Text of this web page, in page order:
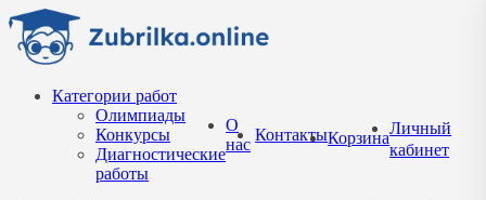
Перейти
содержанию
Категории работ
Олимпиады
Конкурсы
Диагностические
работы
О
нас
КонтактыКорзина
Личный
кабинет